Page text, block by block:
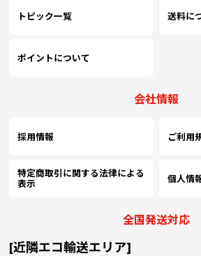
トピック一覧 送料に
ポイントについて
会社情報
採用情報 ご利用
特定商取引に関する法律による
表示
個人情
全国発送対応
[近隣エコ輸送エリア]